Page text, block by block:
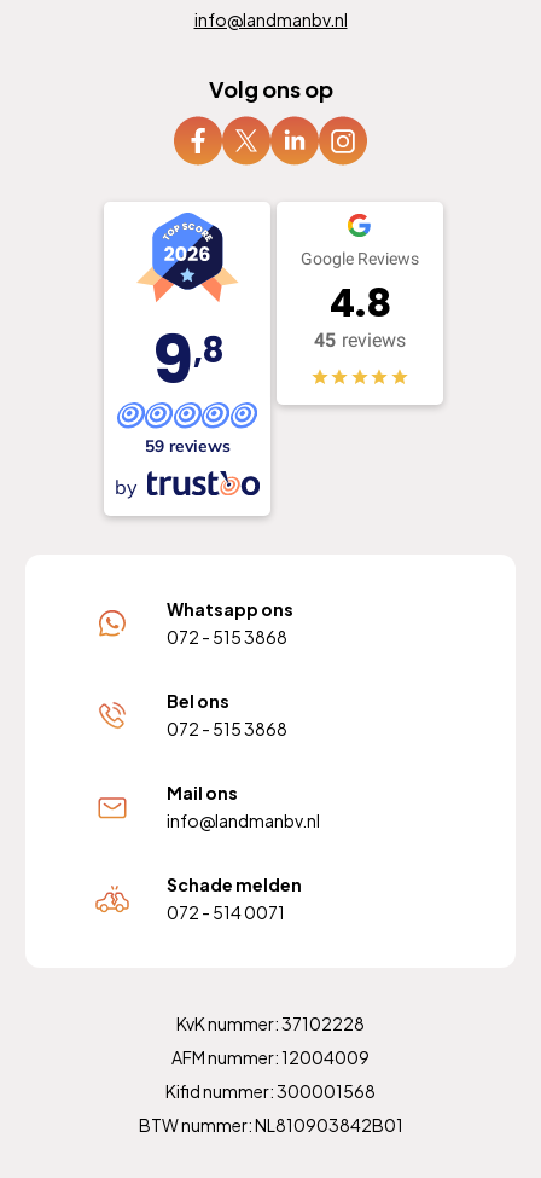
info@landmanbv.nl
Volg ons op
9,8
59 reviews
by
Google Reviews
4.8
45 reviews
Whatsapp ons
072 - 515 3868
Bel ons
072 - 515 3868
Mail ons
info@landmanbv.nl
Schade melden
072 - 514 0071
KvK nummer: 37102228
AFM nummer: 12004009
Kifid nummer: 300001568
BTW nummer: NL810903842B01